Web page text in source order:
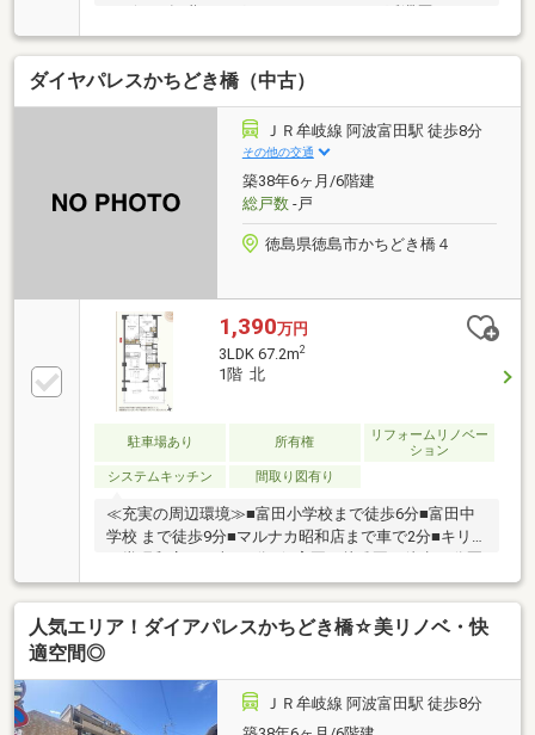
マザー、転職したばかり、クレジットの延滞歴がある
など住宅ローン審査が不安、「自分は無理かも…」と
いう方ほどご相談ください！▼審査通過例・年収300
万＋車ローン／勤続1年→通過・年収260万／シングル
／カード残債→通過・転職4ヶ月／頭金0→通過・自営
業2年目→補足資料＆補足説明で通過・パート3年目/年
収180万円→承無理な営業はいたしません。通る方法
を一緒に探します。087-810-3147／【見学予約】から
も受付中
ダイヤパレスかちどき橋（中古）
ＪＲ牟岐線 阿波富田駅 徒歩8分
その他の交通
築38年6ヶ月/6階建
総戸数-戸
徳島県徳島市かちどき橋４
1,390万円
3LDK 67.2m2
1階 北
駐車場あり 所有権
リフォームリノベー
ション
システムキッチン
間取り図有り
≪充実の周辺環境≫■富田小学校まで徒歩6分■富田中
学校 まで徒歩9分■マルナカ昭和店まで車で2分■キリ
ン堂昭和店まで車で5分■保育園・幼稚園も徒歩10分圏
内に多数■徒歩10分圏内に病院も多数■スーパー・ドラ
ッグストア・コンビニ徒歩5分圏内≪収納豊富な住み
やすい間取り≫■収納豊富な3LDK■LDK14.9帖■雨でも
人気エリア！ダイアパレスかちどき橋☆美リノベ・快
適空間◎
ＪＲ牟岐線 阿波富田駅 徒歩8分